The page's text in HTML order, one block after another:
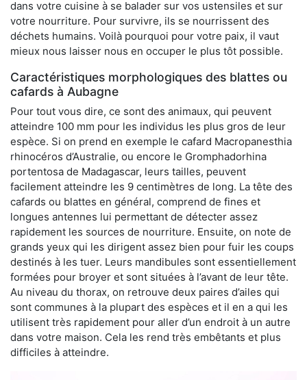
dans votre cuisine à se balader sur vos ustensiles et sur
votre nourriture. Pour survivre, ils se nourrissent des
déchets humains. Voilà pourquoi pour votre paix, il vaut
mieux nous laisser nous en occuper le plus tôt possible.
Caractéristiques morphologiques des blattes ou
cafards à Aubagne
Pour tout vous dire, ce sont des animaux, qui peuvent
atteindre 100 mm pour les individus les plus gros de leur
espèce. Si on prend en exemple le cafard Macropanesthia
rhinocéros d’Australie, ou encore le Gromphadorhina
portentosa de Madagascar, leurs tailles, peuvent
facilement atteindre les 9 centimètres de long. La tête des
cafards ou blattes en général, comprend de fines et
longues antennes lui permettant de détecter assez
rapidement les sources de nourriture. Ensuite, on note de
grands yeux qui les dirigent assez bien pour fuir les coups
destinés à les tuer. Leurs mandibules sont essentiellement
formées pour broyer et sont situées à l’avant de leur tête.
Au niveau du thorax, on retrouve deux paires d’ailes qui
sont communes à la plupart des espèces et il en a qui les
utilisent très rapidement pour aller d’un endroit à un autre
dans votre maison. Cela les rend très embêtants et plus
difficiles à atteindre.